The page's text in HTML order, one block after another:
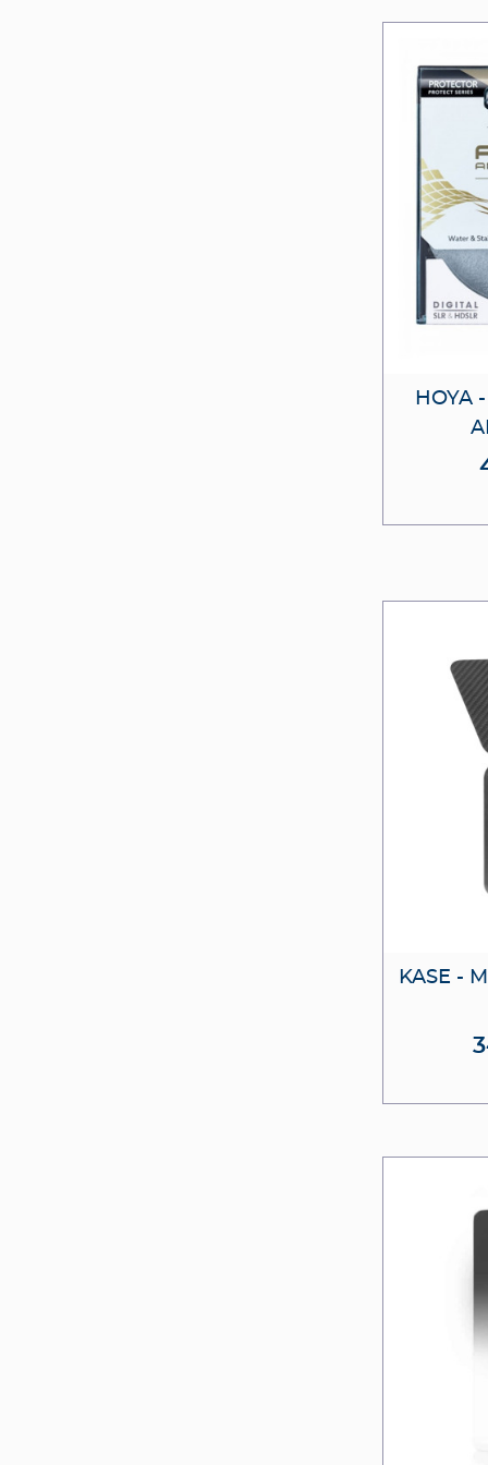
HOYA
KASE -